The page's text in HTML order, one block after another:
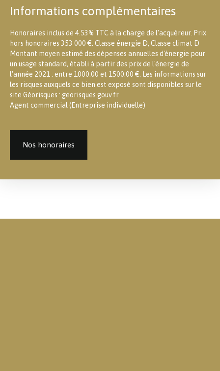
Informations complémentaires
Honoraires inclus de 4.53% TTC à la charge de l'acquéreur. Prix
hors honoraires 353 000 €. Classe énergie D, Classe climat D
Montant moyen estimé des dépenses annuelles d'énergie pour
un usage standard, établi à partir des prix de l'énergie de
l'année 2021 : entre 1000.00 et 1500.00 €. Les informations sur
les risques auxquels ce bien est exposé sont disponibles sur le
site Géorisques : georisques.gouv.fr.
Agent commercial (Entreprise individuelle)
Nos honoraires